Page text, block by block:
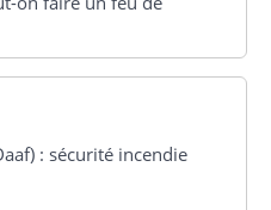
: sécurité incendie